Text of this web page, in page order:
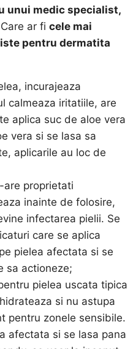
unui medic specialist,
ar fi cele mai
pentru dermatita
incurajeaza
calmeaza iritatiile, are
aplica suc de aloe vera
vera si se lasa sa
aplicarile au loc de
are proprietati
inainte de folosire,
infectarea pielii. Se
care se aplica
pielea afectata si se
sa actioneze;
pielea uscata tipica
si nu astupa
pentru zonele sensibile.
afectata si se lasa pana